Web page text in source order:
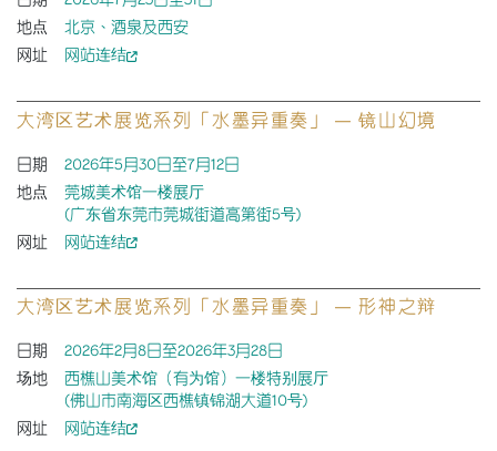
大湾区艺术展览系列「水墨异重奏」 — 镜山幻境
日期
2026年5月30日至7月12日
地点
莞城美术馆一楼展厅
(广东省东莞市莞城街道高第街5号)
网址
网站连结
大湾区艺术展览系列「水墨异重奏」 — 形神之辩
日期
2026年2月8日至2026年3月28日
场地
西樵山美术馆（有为馆）一楼特别展厅
(佛山市南海区西樵镇锦湖大道10号)
网址
网站连结
地点
北京、酒泉及西安
网址
网站连结